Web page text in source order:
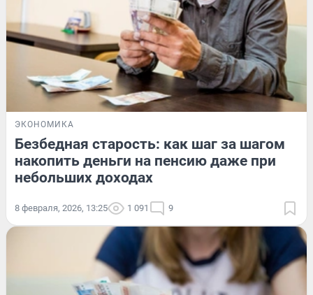
ЭКОНОМИКА
Безбедная старость: как шаг за шагом
накопить деньги на пенсию даже при
небольших доходах
8 февраля, 2026, 13:25 1 091 9